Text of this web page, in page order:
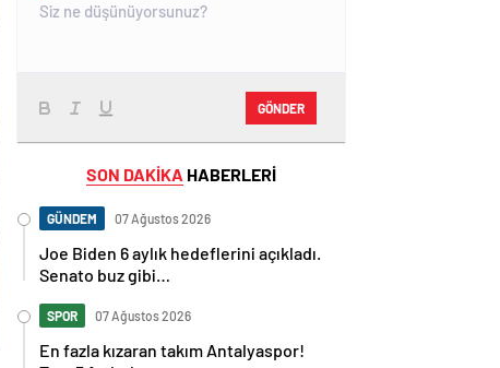
GÖNDER
SON DAKİKA HABERLERİ
GÜNDEM 07 Ağustos 2026
Joe Biden 6 aylık hedeflerini açıkladı.
Senato buz gibi…
SPOR 07 Ağustos 2026
En fazla kızaran takım Antalyaspor!